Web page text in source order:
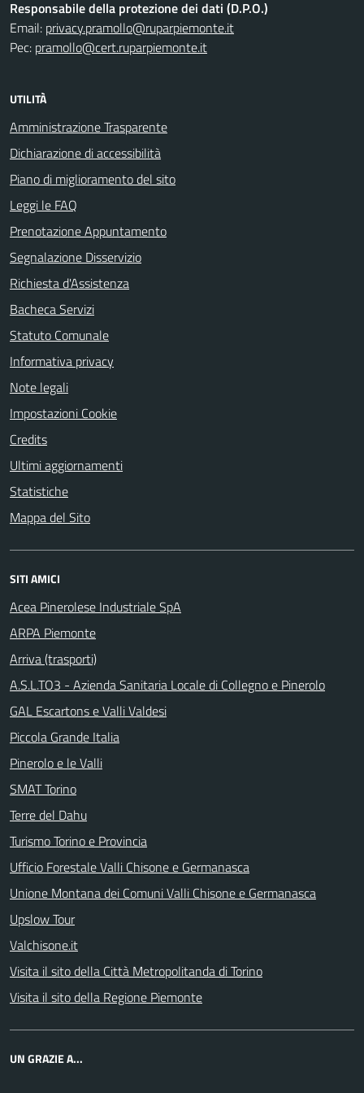
Responsabile della protezione dei dati (D.P.O.)
Email: privacy.pramollo@ruparpiemonte.it
Pec: pramollo@cert.ruparpiemonte.it
UTILITÀ
Amministrazione Trasparente
Dichiarazione di accessibilità
Piano di miglioramento del sito
Leggi le FAQ
Prenotazione Appuntamento
Segnalazione Disservizio
Richiesta d'Assistenza
Bacheca Servizi
Statuto Comunale
Informativa privacy
Note legali
Impostazioni Cookie
Credits
Ultimi aggiornamenti
Statistiche
Mappa del Sito
SITI AMICI
Acea Pinerolese Industriale SpA
ARPA Piemonte
Arriva (trasporti)
A.S.L.TO3 - Azienda Sanitaria Locale di Collegno e Pinerolo
GAL Escartons e Valli Valdesi
Piccola Grande Italia
Pinerolo e le Valli
SMAT Torino
Terre del Dahu
Turismo Torino e Provincia
Ufficio Forestale Valli Chisone e Germanasca
Unione Montana dei Comuni Valli Chisone e Germanasca
Upslow Tour
Valchisone.it
Visita il sito della Città Metropolitanda di Torino
Visita il sito della Regione Piemonte
UN GRAZIE A...